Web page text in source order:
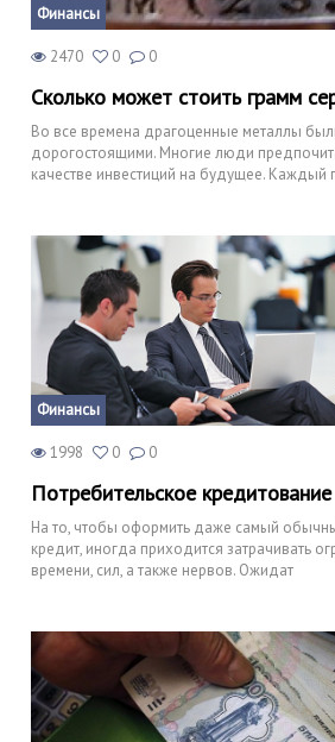
Финансы
2470 0 0
Сколько может стоить грамм
Во все времена драгоценные металлы
дорогостоящими. Многие люди
качестве инвестиций на будущее. Каждый
Финансы
1998 0 0
Потребительское кредитование
На то, чтобы оформить даже самый
кредит, иногда приходится затрачивать
времени, сил, а также нервов. Ожидат